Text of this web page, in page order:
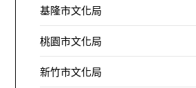
基隆市文化局
桃園市文化局
新竹市文化局